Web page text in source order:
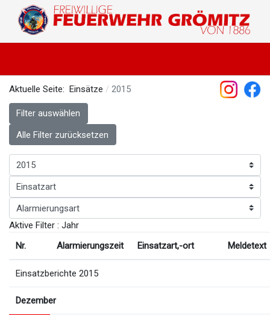
Aktuelle Seite: Einsätze 2015
Filter auswählen
Alle Filter zurücksetzen
Aktive Filter : Jahr
Nr.
Alarmierungszeit Einsatzart,-ort Meldetext
Einsatzberichte 2015
Dezember